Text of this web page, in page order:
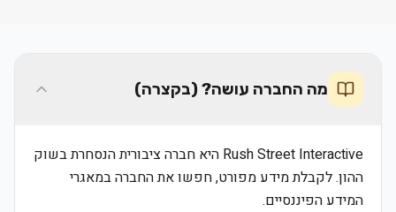
מה החברה עושה? (בקצרה)
Rush Street Interactive היא חברה ציבורית הנסחרת בשוק
ההון. לקבלת מידע מפורט, חפשו את החברה במאגרי
המידע הפיננסיים.